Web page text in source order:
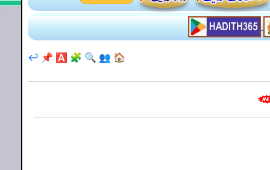
🏠
👥
🔍
🧩
🅰️
📌
↩️